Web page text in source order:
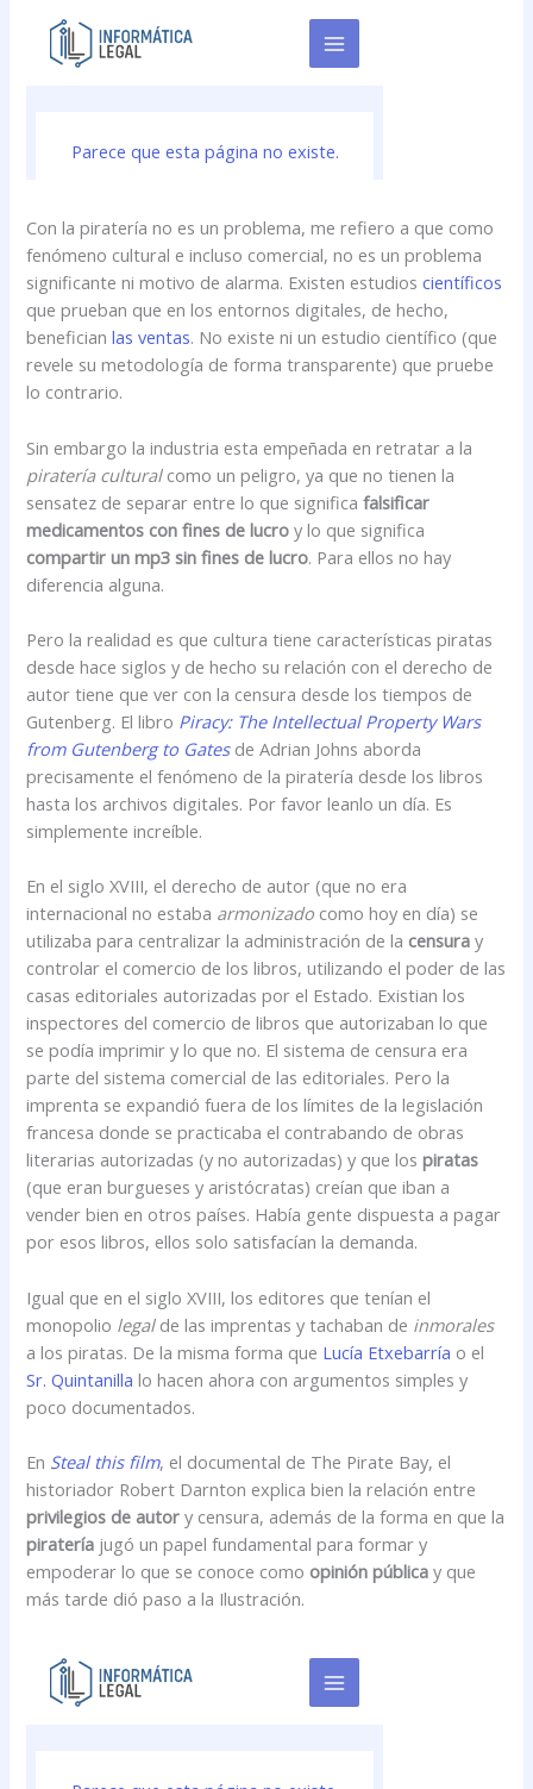
Con la piratería no es un problema, me refiero a que como
fenómeno cultural e incluso comercial, no es un problema
significante ni motivo de alarma. Existen estudioscientíficos
que prueban que en los entornos digitales, de hecho,
beneficianlas ventas. No existe ni un estudio científico (que
revele su metodología de forma transparente) que pruebe
lo contrario.
Sin embargo la industria esta empeñada en retratar a la
piratería culturalcomo un peligro, ya que no tienen la
sensatez de separar entre lo que significafalsificar
medicamentos con fines de lucro y lo que significa
compartir un mp3 sin fines de lucro. Para ellos no hay
diferencia alguna.
Pero la realidad es que cultura tiene características piratas
desde hace siglos y de hecho su relación con el derecho de
autor tiene que ver con la censura desde los tiempos de
Gutenberg. El libro Piracy: The Intellectual Property Wars
from Gutenberg to Gatesde Adrian Johns aborda
precisamente el fenómeno de la piratería desde los libros
hasta los archivos digitales. Por favor leanlo un día. Es
simplemente increíble.
En el siglo XVIII, el derecho de autor (que no era
internacional no estaba armonizado como hoy en día) se
utilizaba para centralizar la administración de la censura y
controlar el comercio de los libros, utilizando el poder de las
casas editoriales autorizadas por el Estado. Existian los
inspectores del comercio de libros que autorizaban lo que
se podía imprimir y lo que no. El sistema de censura era
parte del sistema comercial de las editoriales. Pero la
imprenta se expandió fuera de los límites de la legislación
francesa donde se practicaba el contrabando de obras
literarias autorizadas (y no autorizadas) y que lospiratas
(que eran burgueses y aristócratas) creían que iban a
vender bien en otros países. Había gente dispuesta a pagar
por esos libros, ellos solo satisfacían la demanda.
Igual que en el siglo XVIII, los editores que tenían el
monopolio legalde las imprentas y tachaban de inmorales
a los piratas. De la misma forma que Lucía Etxebarría o el
Sr. Quintanilla lo hacen ahora con argumentos simples y
poco documentados.
En Steal this film, el documental de The Pirate Bay, el
historiador Robert Darnton explica bien la relación entre
privilegios de autor y censura, además de la forma en que la
piratería jugó un papel fundamental para formar y
empoderar lo que se conoce como opinión pública y que
más tarde dió paso a la Ilustración.